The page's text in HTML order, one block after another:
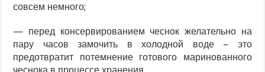
совсем немного;
— перед консервированием чеснок желательно на
пару часов замочить в холодной воде – это
предотвратит потемнение готового маринованного